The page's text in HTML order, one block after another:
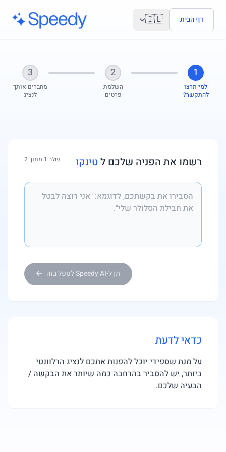
דלג לתוכן הראשי
דף הבית 🇮🇱
1
למי תרצו
להתקשר?
2
השלמת
פרטים
3
מחברים אותך
לנציג
רשמו את הפניה שלכם לטינקו שלב 1 מתוך 2
תן ל-Speedy AI לטפל בזה
כדאי לדעת
על מנת שספידי יוכל להפנות אתכם לנציג הרלוונטי
ביותר, יש להסביר בהרחבה כמה שיותר את הבקשה /
הבעיה שלכם.